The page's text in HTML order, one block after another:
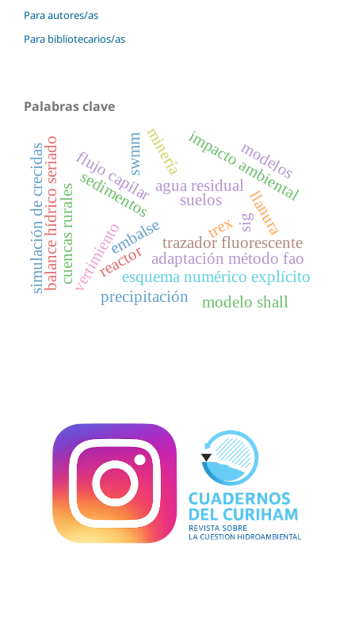
Para autores/as
Para bibliotecarios/as
Palabras clave
trazador fluorescente
sedimentos
reactor
agua residual
impacto ambiental
vertimiento
suelos
cuencas rurales
flujo capilar
swmm
trex
esquema numérico explícito
llanura
modelos
sig
minería
balance hídrico seriado
precipitación
embalse
simulación de crecidas adaptación método fao
modelo shall